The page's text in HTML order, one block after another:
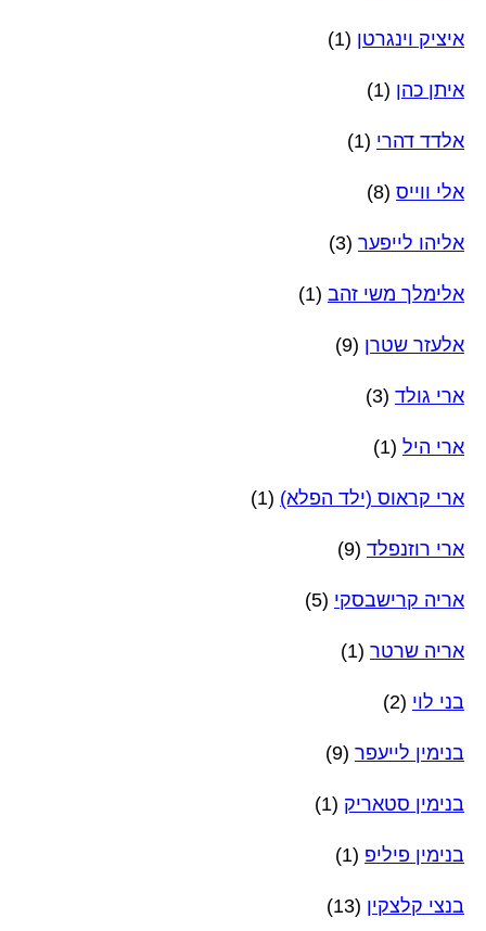
איציק וינגרטן (1)
איתן כהן (1)
אלדד דהרי (1)
אלי ווייס (8)
אליהו לייפער (3)
אלימלך משי זהב (1)
אלעזר שטרן (9)
ארי גולד (3)
ארי היל (1)
ארי קראוס (ילד הפלא) (1)
ארי רוזנפלד (9)
אריה קרישבסקי (5)
אריה שרטר (1)
בני לוי (2)
בנימין לייעפר (9)
בנימין סטאריק (1)
בנימין פיליפ (1)
בנצי קלצקין (13)